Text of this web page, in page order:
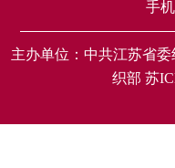
手
主办单位：中共江苏省
织部 苏